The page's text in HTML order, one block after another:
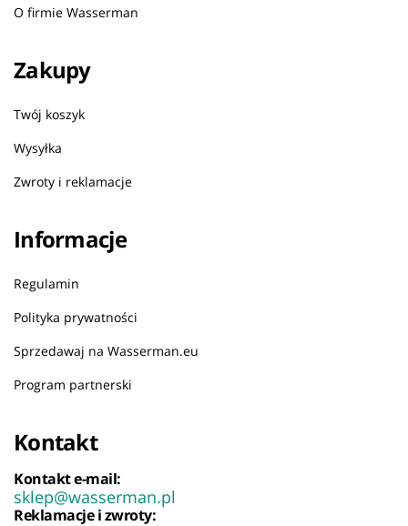
O firmie Wasserman
Zakupy
Twój koszyk
Wysyłka
Zwroty i reklamacje
Informacje
Regulamin
Polityka prywatności
Sprzedawaj na Wasserman.eu
Program partnerski
Kontakt
Kontakt e-mail:
sklep@wasserman.pl
Reklamacje i zwroty: